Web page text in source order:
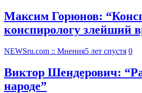
Максим Горюнов:
конспирологу злейший
NEWSru.com :: Мнения5 лет спустя 0
Виктор Шендерович:
народе”